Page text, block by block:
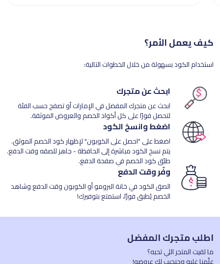
كيف يعمل الأمر؟
استخدام الكود بسهولة من خلال الخطوات التالية:
ابحث عن متجرك
ابحث عن متجرك المفضل في الإمارات أو تصفح حسب الفئة
لتحصل فورًا على كل أكواد الخصم والعروض الموثقة.
اضغط وانسخ الكود
اضغط على "احصل على الكوبون" لإظهار كود الخصم الموثق.
يتم نسخ الكود مباشرة إلى الحافظة - جاهز للصقه وقت الدفع.
طبّق كود الخصم في صفحة الدفع.
وفّر وقت الدفع
الصق الكود في خانة البرومو أو الكوبون وقت الدفع وشاهد
الخصم يُطبق فورًا، استمتع بتوفيرك!
اطلب متجرك المفضل
ما لقيت المتجر اللي تحبه؟